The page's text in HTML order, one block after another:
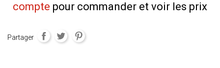
compte pour commander et voir les prix
Partager